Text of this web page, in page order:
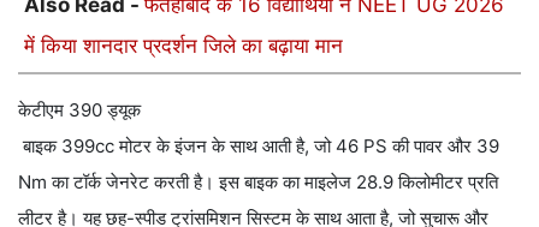
Also Read -फतेहाबाद के 16 विद्यार्थियों ने NEET UG 2026
में किया शानदार प्रदर्शन जिले का बढ़ाया मान
केटीएम 390 ड्यूक
बाइक 399cc मोटर के इंजन के साथ आती है, जो 46 PS की पावर और 39
Nm का टॉर्क जेनरेट करती है। इस बाइक का माइलेज 28.9 किलोमीटर प्रति
लीटर है। यह छह-स्पीड ट्रांसमिशन सिस्टम के साथ आता है, जो सुचारू और